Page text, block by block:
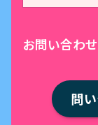
お問い合わ
問